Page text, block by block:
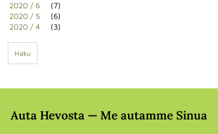
2020 / 6
(7)
2020 / 5
(6)
2020 / 4
(3)
Haku
Auta Hevosta — Me autamme Sinua